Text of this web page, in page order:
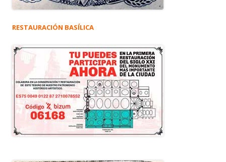
RESTAURACIÓN BASÍLICA